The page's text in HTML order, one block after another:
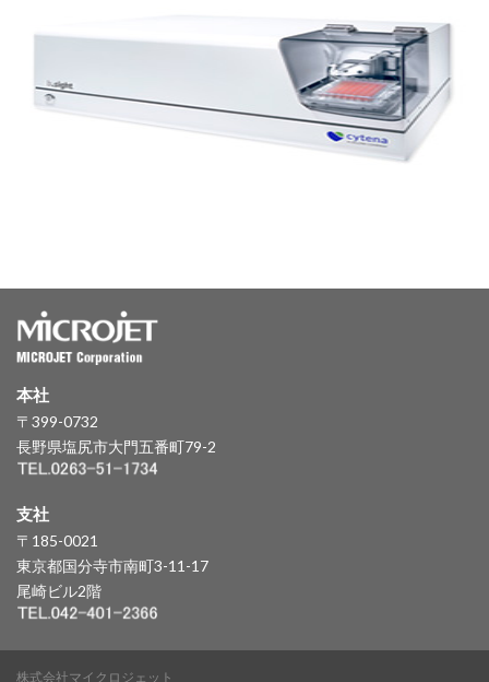
本社
〒399-0732
長野県塩尻市大門五番町79-2
支社
〒185-0021
東京都国分寺市南町3-11-17
尾崎ビル2階
株式会社マイクロジェット